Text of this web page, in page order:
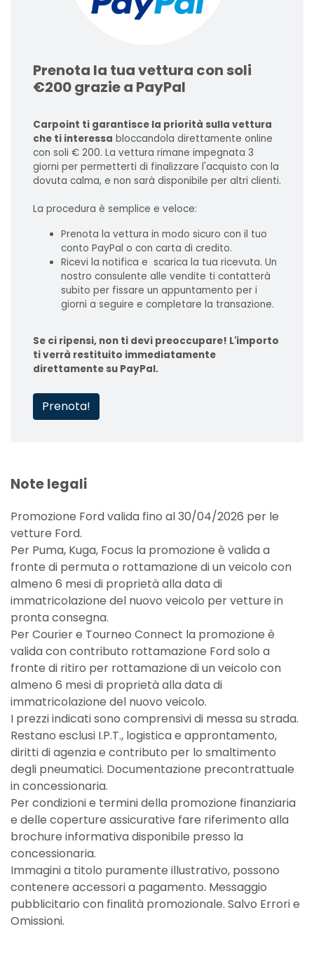
Prenota la tua vettura con soli
€200 grazie a PayPal
Carpoint ti garantisce la priorità sulla vettura
che ti interessa bloccandola direttamente online
con soli € 200. La vettura rimane impegnata 3
giorni per permetterti di finalizzare l'acquisto con la
dovuta calma, e non sarà disponibile per altri clienti.
La procedura è semplice e veloce:
Prenota la vettura in modo sicuro con il tuo
conto PayPal o con carta di credito.
Ricevi la notifica e scarica la tua ricevuta. Un
nostro consulente alle vendite ti contatterà
subito per fissare un appuntamento per i
giorni a seguire e completare la transazione.
Se ci ripensi, non ti devi preoccupare! L'importo
ti verrà restituito immediatamente
direttamente su PayPal.
Prenota!
Note legali
Promozione Ford valida fino al 30/04/2026 per le
vetture Ford.
Per Puma, Kuga, Focus la promozione è valida a
fronte di permuta o rottamazione di un veicolo con
almeno 6 mesi di proprietà alla data di
immatricolazione del nuovo veicolo per vetture in
pronta consegna.
Per Courier e Tourneo Connect la promozione è
valida con contributo rottamazione Ford solo a
fronte di ritiro per rottamazione di un veicolo con
almeno 6 mesi di proprietà alla data di
immatricolazione del nuovo veicolo.
I prezzi indicati sono comprensivi di messa su strada.
Restano esclusi I.P.T., logistica e approntamento,
diritti di agenzia e contributo per lo smaltimento
degli pneumatici. Documentazione precontrattuale
in concessionaria.
Per condizioni e termini della promozione finanziaria
e delle coperture assicurative fare riferimento alla
brochure informativa disponibile presso la
concessionaria.
Immagini a titolo puramente illustrativo, possono
contenere accessori a pagamento. Messaggio
pubblicitario con finalità promozionale. Salvo Errori e
Omissioni.